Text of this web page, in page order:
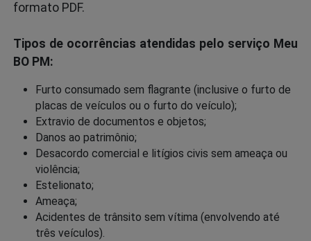
formato PDF.
Tipos de ocorrências atendidas pelo serviço Meu
BO PM:
Furto consumado sem flagrante (inclusive o furto de
placas de veículos ou o furto do veículo);
Extravio de documentos e objetos;
Danos ao patrimônio;
Desacordo comercial e litígios civis sem ameaça ou
violência;
Estelionato;
Ameaça;
Acidentes de trânsito sem vítima (envolvendo até
três veículos).